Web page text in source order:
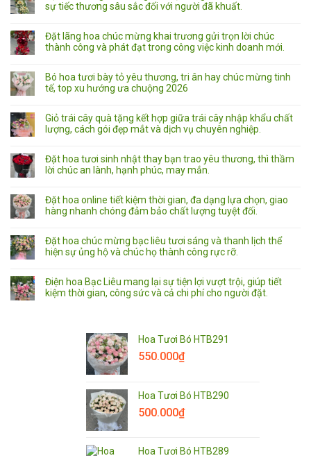
sự tiếc thương sâu sắc đối với người đã khuất.
Đặt lãng hoa chúc mừng khai trương gửi trọn lời chúc
thành công và phát đạt trong công việc kinh doanh mới.
Bó hoa tươi bày tỏ yêu thương, tri ân hay chúc mừng tinh
tế, top xu hướng ưa chuộng 2026
Giỏ trái cây quà tặng kết hợp giữa trái cây nhập khẩu chất
lượng, cách gói đẹp mắt và dịch vụ chuyên nghiệp.
Đặt hoa tươi sinh nhật thay bạn trao yêu thương, thì thầm
lời chúc an lành, hạnh phúc, may mắn.
Đặt hoa online tiết kiệm thời gian, đa dạng lựa chọn, giao
hàng nhanh chóng đảm bảo chất lượng tuyệt đối.
Đặt hoa chúc mừng bạc liêu tươi sáng và thanh lịch thể
hiện sự ủng hộ và chúc họ thành công rực rỡ.
Điện hoa Bạc Liêu mang lại sự tiện lợi vượt trội, giúp tiết
kiệm thời gian, công sức và cả chi phí cho người đặt.
Hoa Tươi Bó HTB291
550.000₫
Hoa Tươi Bó HTB290
500.000₫
Hoa Tươi Bó HTB289